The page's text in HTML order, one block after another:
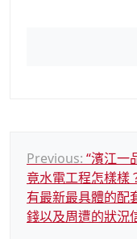
文
章
導
Previous: “濱江一
竟水電工程怎樣樣
有最新最具體的配
錢以及周遭的狀況